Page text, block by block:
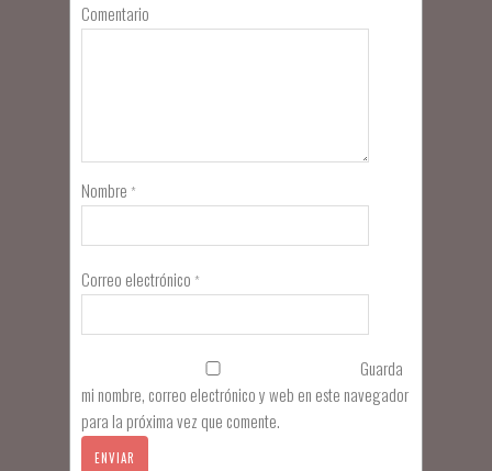
Comentario
Nombre *
Correo electrónico *
Guarda
mi nombre, correo electrónico y web en este navegador
para la próxima vez que comente.